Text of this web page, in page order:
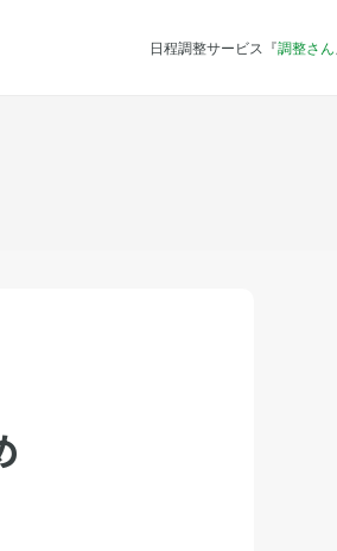
日程調整サービス『調整さん